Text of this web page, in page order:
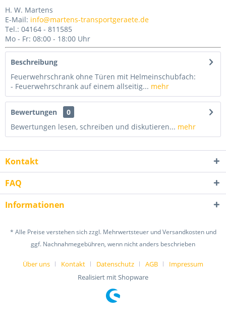
H. W. Martens
E-Mail: info@martens-transportgeraete.de
Tel.: 04164 - 811585
Mo - Fr: 08:00 - 18:00 Uhr
Beschreibung
Feuerwehrschrank ohne Türen mit Helmeinschubfach:
- Feuerwehrschrank auf einem allseitig... mehr
Bewertungen
0
Bewertungen lesen, schreiben und diskutieren... mehr
Kontakt
FAQ
Informationen
* Alle Preise verstehen sich zzgl. Mehrwertsteuer und Versandkosten und
ggf. Nachnahmegebühren, wenn nicht anders beschrieben
Über uns Kontakt Datenschutz AGB
Impressum
Realisiert mit Shopware